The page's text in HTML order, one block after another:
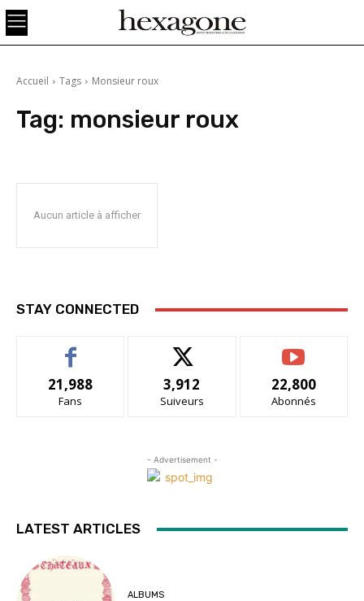
Accueil Tags Monsieur roux
Tag: monsieur roux
Aucun article à afficher
STAY CONNECTED
21,988
Fans
3,912
Suiveurs
22,800
Abonnés
- Advertisement -
LATEST ARTICLES
ALBUMS